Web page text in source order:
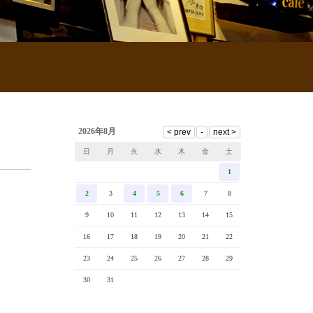
2026年8月
日 月 火 水 木 金 土
1
2 3 4 5 6 7 8
9 10 11 12 13 14 15
16 17 18 19 20 21 22
23 24 25 26 27 28 29
30 31